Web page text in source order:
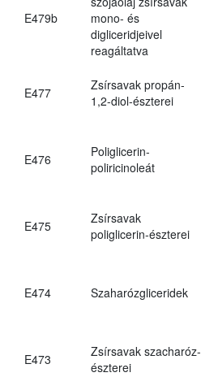
E479b
mono- és
digliceridjeivel
reagáltatva
E477
Zsírsavak propán-
1,2-diol-észterei
E476
Poliglicerin-
poliricinoleát
E475
Zsírsavak
poliglicerin-észterei
E474 Szaharózgliceridek
E473
Zsírsavak szacharóz-
észterei